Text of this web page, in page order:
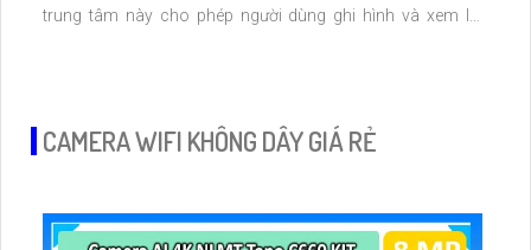
trung tâm này cho phép người dùng ghi hình và xem lại
CAMERA WIFI KHÔNG DÂY GIÁ RẺ